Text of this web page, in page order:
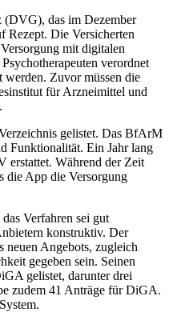
(DVG), das im Dezember
Rezept. Die Versicherten
mit digitalen
verordnet
werden. Zuvor müssen die
für Arzneimittel und
gelistet. Das BfArM
Funktionalität. Ein Jahr lang
erstattet. Während der Zeit
die App die Versorgung
Verfahren sei gut
konstruktiv. Der
neuen Angebots, zugleich
gegeben sein. Seinen
gelistet, darunter drei
zudem 41 Anträge für DiGA.